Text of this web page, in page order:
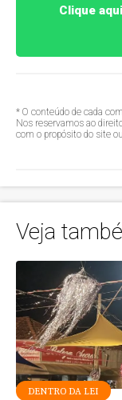
Clique
* O conteúdo de cada
Nos reservamos ao
com o propósito do site
Veja
DENTRO DA LEI